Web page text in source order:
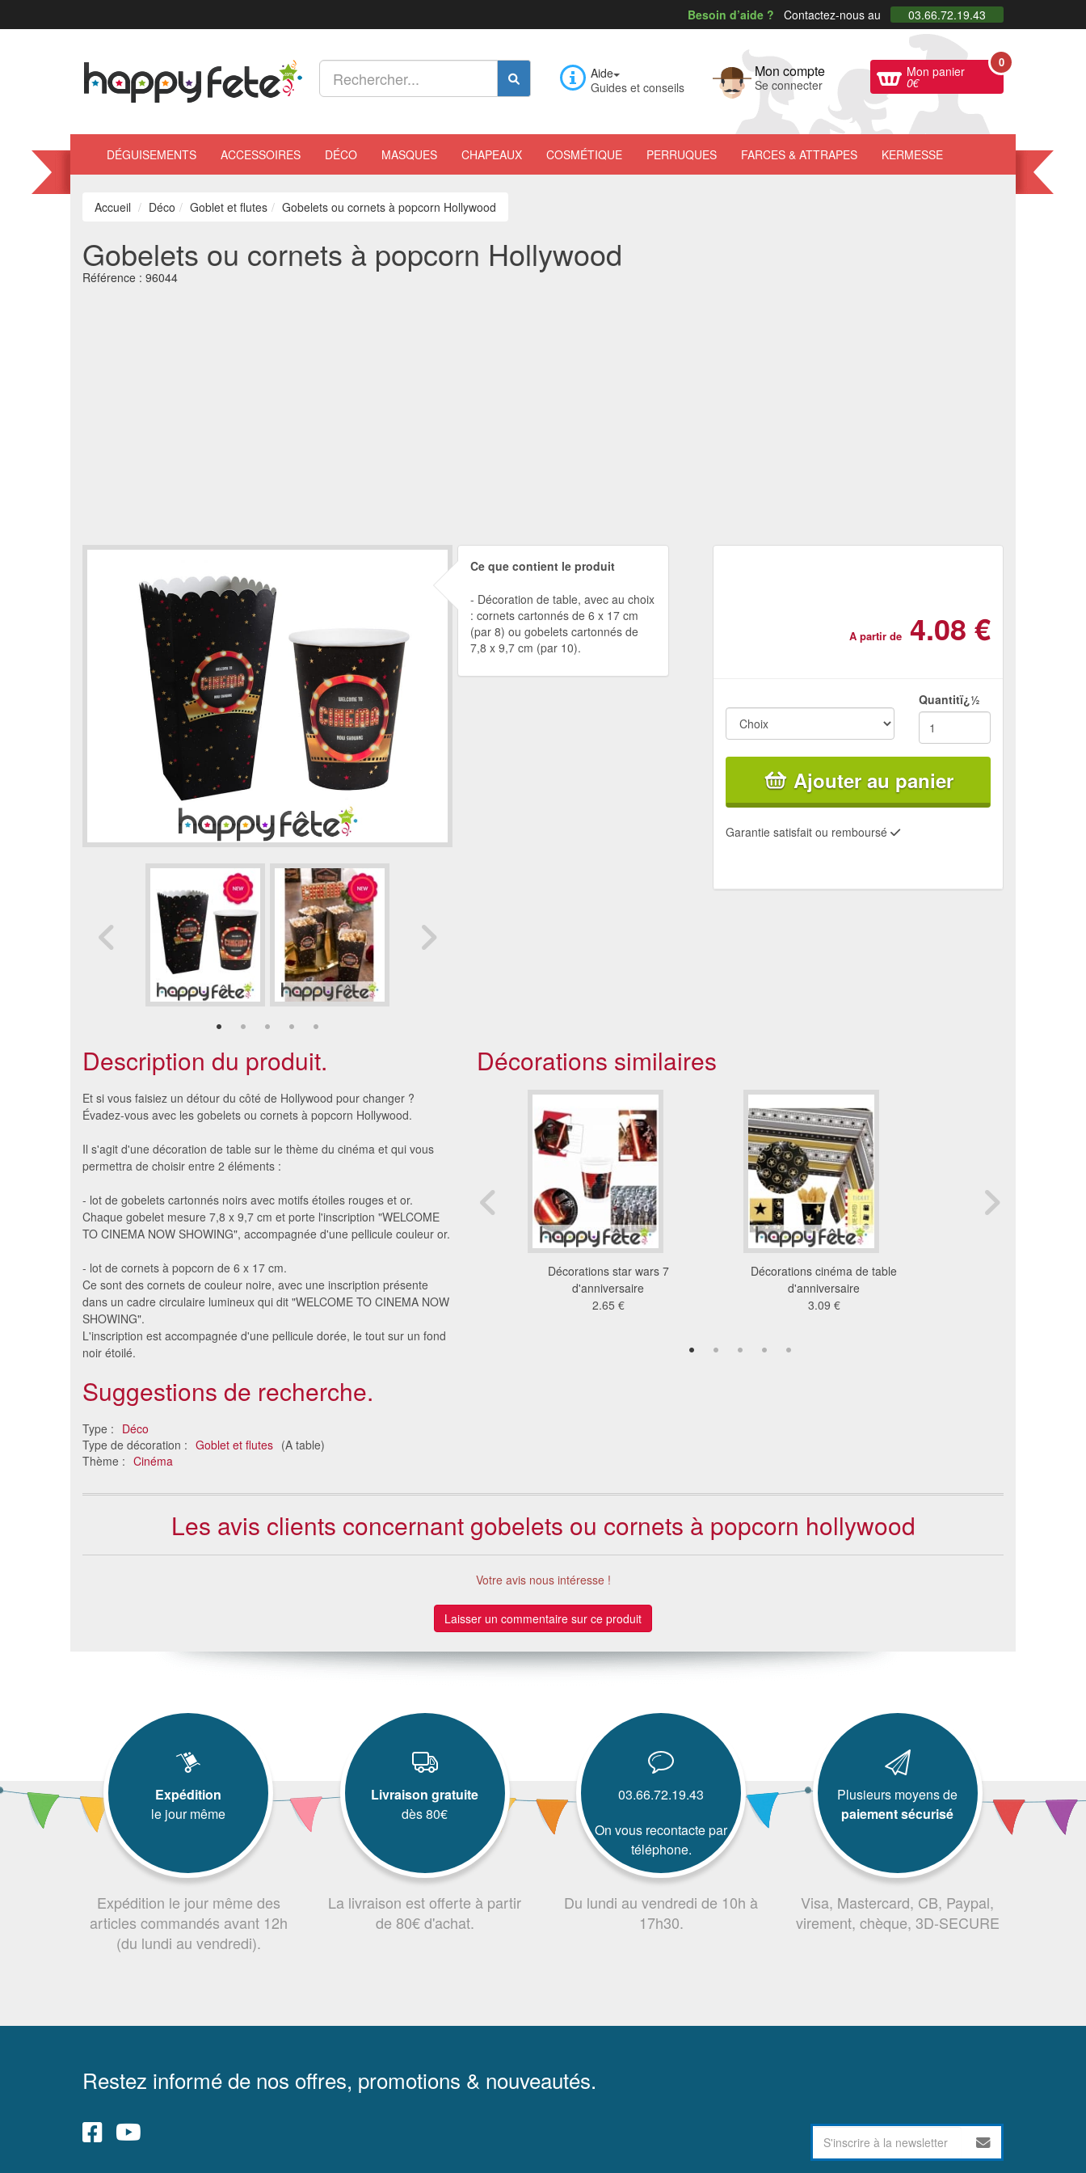
Besoin d’aide ? Contactez-nous au 03.66.72.19.43
Aide
Guides et conseils
Mon compte
Se connecter
Mon panier
0€
0
DÉGUISEMENTS ACCESSOIRES DÉCO MASQUES CHAPEAUX COSMÉTIQUE PERRUQUES FARCES & ATTRAPES KERMESSE
Accueil Déco Goblet et flutes Gobelets ou cornets à popcorn Hollywood
Gobelets ou cornets à popcorn Hollywood
Référence : 96044
Ce que contient le produit
Décoration de table, avec au choix
: cornets cartonnés de 6 x 17 cm
(par 8) ou gobelets cartonnés de
7,8 x 9,7 cm (par 10).
A partir de 4.08 €
Quantitï¿½
Ajouter au panier
Garantie satisfait ou remboursé
Description du produit.
Et si vous faisiez un détour du côté de Hollywood pour changer ?
Évadez-vous avec les gobelets ou cornets à popcorn Hollywood.
Il s'agit d'une décoration de table sur le thème du cinéma et qui vous
permettra de choisir entre 2 éléments :
- lot de gobelets cartonnés noirs avec motifs étoiles rouges et or.
Chaque gobelet mesure 7,8 x 9,7 cm et porte l'inscription "WELCOME
TO CINEMA NOW SHOWING", accompagnée d'une pellicule couleur or.
- lot de cornets à popcorn de 6 x 17 cm.
Ce sont des cornets de couleur noire, avec une inscription présente
dans un cadre circulaire lumineux qui dit "WELCOME TO CINEMA NOW
SHOWING".
L'inscription est accompagnée d'une pellicule dorée, le tout sur un fond
noir étoilé.
Suggestions de recherche.
Type : Déco
Type de décoration : Goblet et flutes (A table)
Thème : Cinéma
Décorations similaires
10 flutes pied noir en plastique
6.49 €
d'anniversaire
4.86 €
Décorations star wars 7
d'anniversaire
2.65 €
Décorations cinéma de table
d'anniversaire
3.09 €
Les avis clients concernant gobelets ou cornets à popcorn hollywood
Votre avis nous intéresse !
Laisser un commentaire sur ce produit
Expédition
le jour même
Expédition le jour même des
articles commandés avant 12h
(du lundi au vendredi).
Livraison gratuite
dès 80€
La livraison est offerte à partir
de 80€ d'achat.
03.66.72.19.43
On vous recontacte par
téléphone.
Du lundi au vendredi de 10h à
17h30.
Plusieurs moyens de
paiement sécurisé
Visa, Mastercard, CB, Paypal,
virement, chèque, 3D-SECURE
Restez informé de nos offres, promotions & nouveautés.